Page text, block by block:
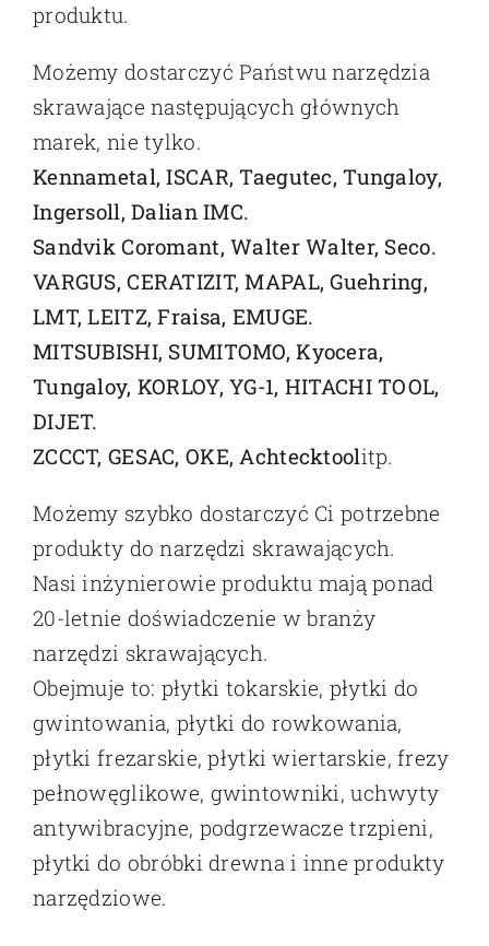
produktu.
Możemy dostarczyć Państwu narzędzia
skrawające następujących głównych
marek, nie tylko.
Kennametal, ISCAR, Taegutec, Tungaloy,
Ingersoll, Dalian IMC.
Sandvik Coromant, Walter Walter, Seco.
VARGUS, CERATIZIT, MAPAL, Guehring,
LMT, LEITZ, Fraisa, EMUGE.
MITSUBISHI, SUMITOMO, Kyocera,
Tungaloy, KORLOY, YG-1, HITACHI TOOL,
DIJET.
ZCCCT, GESAC, OKE, Achtecktoolitp.
Możemy szybko dostarczyć Ci potrzebne
produkty do narzędzi skrawających.
Nasi inżynierowie produktu mają ponad
20-letnie doświadczenie w branży
narzędzi skrawających.
Obejmuje to: płytki tokarskie, płytki do
gwintowania, płytki do rowkowania,
płytki frezarskie, płytki wiertarskie, frezy
pełnowęglikowe, gwintowniki, uchwyty
antywibracyjne, podgrzewacze trzpieni,
płytki do obróbki drewna i inne produkty
narzędziowe.